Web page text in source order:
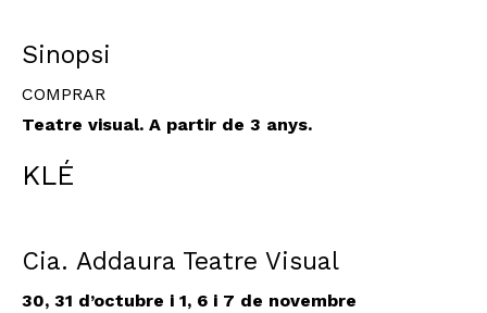
Sinopsi
COMPRAR
Teatre visual. A partir de 3 anys.
KLÉ
Cia. Addaura Teatre Visual
30, 31 d’octubre i 1, 6 i 7 de novembre